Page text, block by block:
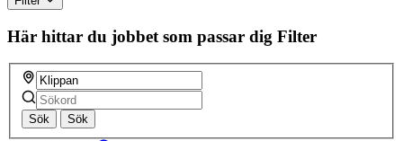
Här hittar du jobbet som passar dig Filter
Sök Sök